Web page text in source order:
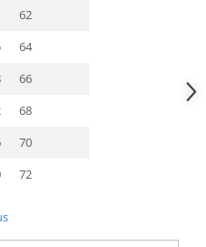
62
64
66
68
70
72